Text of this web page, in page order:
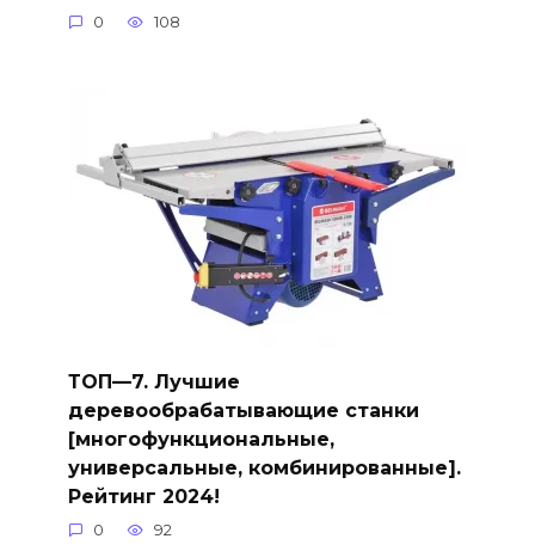
0 108
ТОП—7. Лучшие
деревообрабатывающие станки
[многофункциональные,
универсальные, комбинированные].
Рейтинг 2024!
0 92